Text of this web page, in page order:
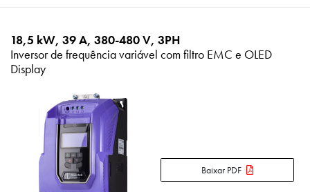
18,5 kW, 39 A, 380-480 V, 3PH
Inversor de frequência variável com filtro EMC e OLED
Display
Baixar PDF